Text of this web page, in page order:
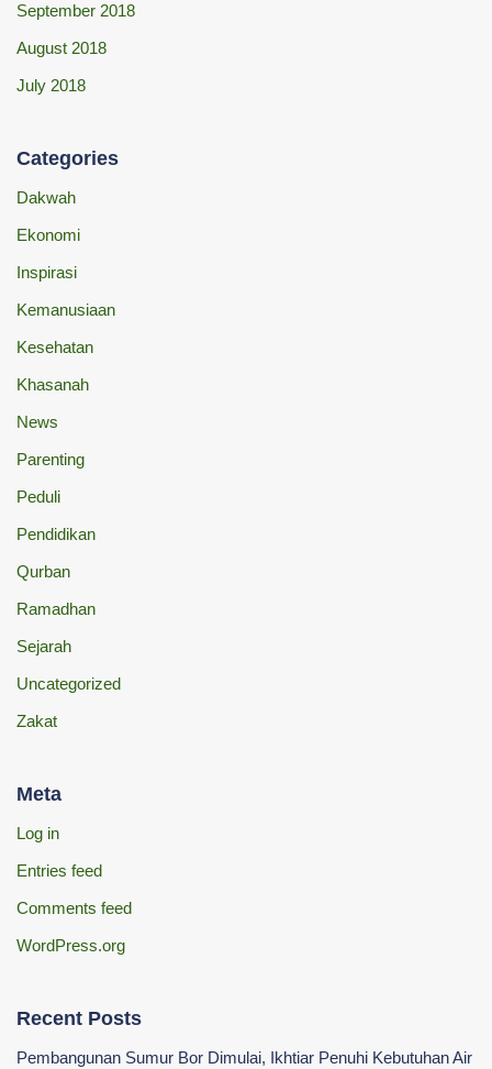
September 2018
August 2018
July 2018
Categories
Dakwah
Ekonomi
Inspirasi
Kemanusiaan
Kesehatan
Khasanah
News
Parenting
Peduli
Pendidikan
Qurban
Ramadhan
Sejarah
Uncategorized
Zakat
Meta
Log in
Entries feed
Comments feed
WordPress.org
Recent Posts
Pembangunan Sumur Bor Dimulai, Ikhtiar Penuhi Kebutuhan Air